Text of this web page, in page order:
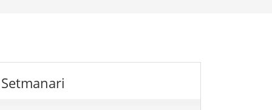
Setmanari